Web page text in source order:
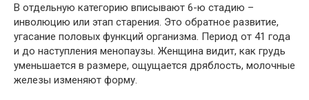
В отдельную категорию вписывают 6-ю стадию –
инволюцию или этап старения. Это обратное развитие,
угасание половых функций организма. Период от 41 года
и до наступления менопаузы. Женщина видит, как грудь
уменьшается в размере, ощущается дряблость, молочные
железы изменяют форму.